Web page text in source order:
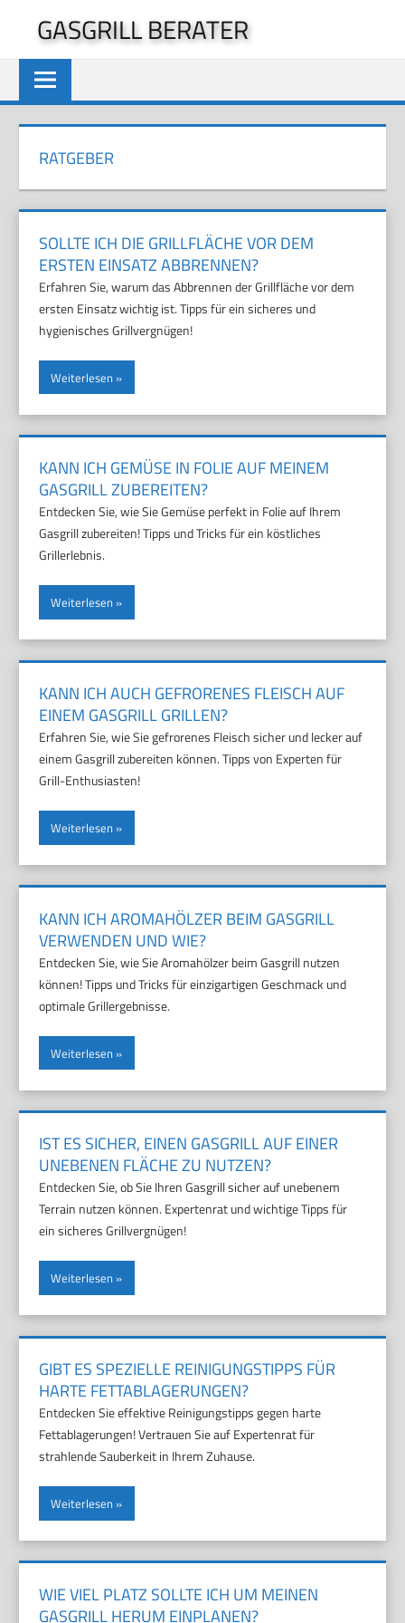
springen
GASGRILL BERATER
RATGEBER
SOLLTE ICH DIE GRILLFLÄCHE VOR DEM
ERSTEN EINSATZ ABBRENNEN?
Erfahren Sie, warum das Abbrennen der Grillfläche vor dem
ersten Einsatz wichtig ist. Tipps für ein sicheres und
hygienisches Grillvergnügen!
Weiterlesen
KANN ICH GEMÜSE IN FOLIE AUF MEINEM
GASGRILL ZUBEREITEN?
Entdecken Sie, wie Sie Gemüse perfekt in Folie auf Ihrem
Gasgrill zubereiten! Tipps und Tricks für ein köstliches
Grillerlebnis.
Weiterlesen
KANN ICH AUCH GEFRORENES FLEISCH AUF
EINEM GASGRILL GRILLEN?
Erfahren Sie, wie Sie gefrorenes Fleisch sicher und lecker auf
einem Gasgrill zubereiten können. Tipps von Experten für
Grill-Enthusiasten!
Weiterlesen
KANN ICH AROMAHÖLZER BEIM GASGRILL
VERWENDEN UND WIE?
Entdecken Sie, wie Sie Aromahölzer beim Gasgrill nutzen
können! Tipps und Tricks für einzigartigen Geschmack und
optimale Grillergebnisse.
Weiterlesen
IST ES SICHER, EINEN GASGRILL AUF EINER
UNEBENEN FLÄCHE ZU NUTZEN?
Entdecken Sie, ob Sie Ihren Gasgrill sicher auf unebenem
Terrain nutzen können. Expertenrat und wichtige Tipps für
ein sicheres Grillvergnügen!
Weiterlesen
GIBT ES SPEZIELLE REINIGUNGSTIPPS FÜR
HARTE FETTABLAGERUNGEN?
Entdecken Sie effektive Reinigungstipps gegen harte
Fettablagerungen! Vertrauen Sie auf Expertenrat für
strahlende Sauberkeit in Ihrem Zuhause.
Weiterlesen
WIE VIEL PLATZ SOLLTE ICH UM MEINEN
GASGRILL HERUM EINPLANEN?